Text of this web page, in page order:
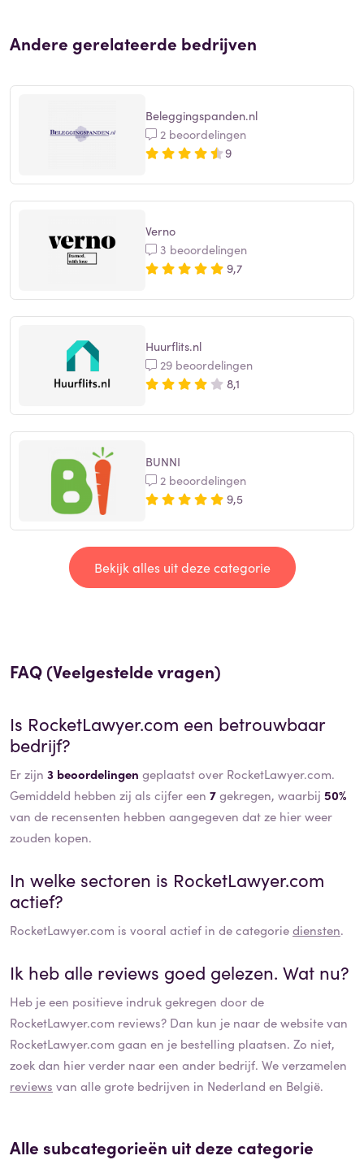
Andere gerelateerde bedrijven
Beleggingspanden.nl
2 beoordelingen
9
Verno
3 beoordelingen
9,7
Huurflits.nl
29 beoordelingen
8,1
BUNNI
2 beoordelingen
9,5
Bekijk alles uit deze categorie
FAQ (Veelgestelde vragen)
Is RocketLawyer.com een betrouwbaar
bedrijf?
Er zijn 3 beoordelingen geplaatst over RocketLawyer.com.
Gemiddeld hebben zij als cijfer een 7gekregen, waarbij 50%
van de recensenten hebben aangegeven dat ze hier weer
zouden kopen.
In welke sectoren is RocketLawyer.com
actief?
RocketLawyer.com is vooral actief in de categoriediensten.
Ik heb alle reviews goed gelezen. Wat nu?
Heb je een positieve indruk gekregen door de
RocketLawyer.com reviews? Dan kun je naar de website van
RocketLawyer.com gaan en je bestelling plaatsen. Zo niet,
zoek dan hier verder naar een ander bedrijf. We verzamelen
reviews van alle grote bedrijven in Nederland en België.
Alle subcategorieën uit deze categorie